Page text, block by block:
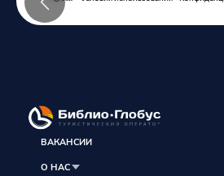
ВАКАНСИИ
О НАС